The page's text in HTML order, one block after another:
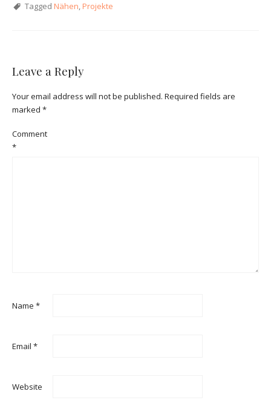
Tagged Nähen, Projekte
Leave a Reply
Your email address will not be published. Required fields are
marked *
Comment
*
Name *
Email *
Website